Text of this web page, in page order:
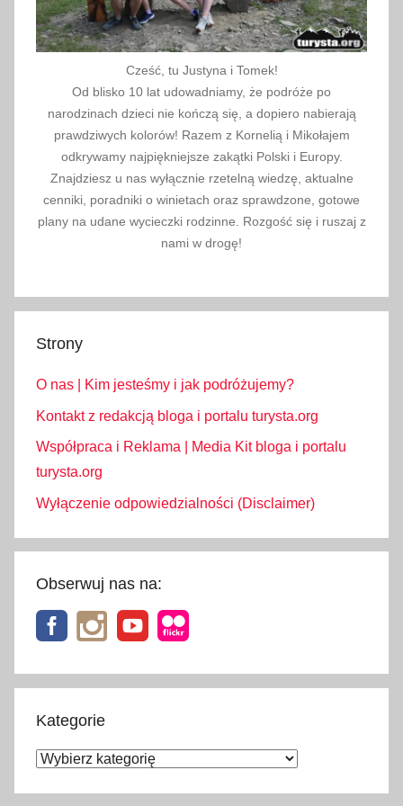
Cześć, tu Justyna i Tomek!
Od blisko 10 lat udowadniamy, że podróże po
narodzinach dzieci nie kończą się, a dopiero nabierają
prawdziwych kolorów! Razem z Kornelią i Mikołajem
odkrywamy najpiękniejsze zakątki Polski i Europy.
Znajdziesz u nas wyłącznie rzetelną wiedzę, aktualne
cenniki, poradniki o winietach oraz sprawdzone, gotowe
plany na udane wycieczki rodzinne. Rozgość się i ruszaj z
nami w drogę!
Strony
O nas | Kim jesteśmy i jak podróżujemy?
Kontakt z redakcją bloga i portalu turysta.org
Współpraca i Reklama | Media Kit bloga i portalu
turysta.org
Wyłączenie odpowiedzialności (Disclaimer)
Obserwuj nas na:
Kategorie
Kategorie